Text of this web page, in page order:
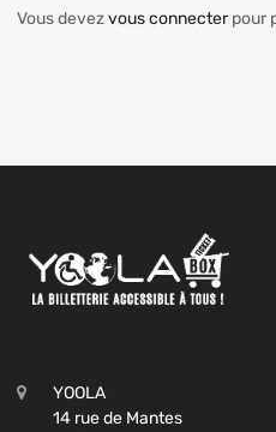
Vous devezvous connecterpour
YOOLA
14 rue de Mantes